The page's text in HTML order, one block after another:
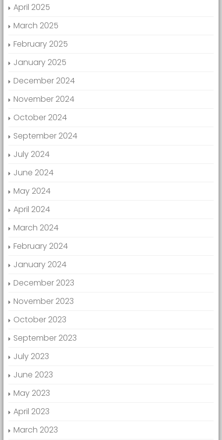
April 2025
March 2025
February 2025
January 2025
December 2024
November 2024
October 2024
September 2024
July 2024
June 2024
May 2024
April 2024
March 2024
February 2024
January 2024
December 2023
November 2023
October 2023
September 2023
July 2023
June 2023
May 2023
April 2023
March 2023